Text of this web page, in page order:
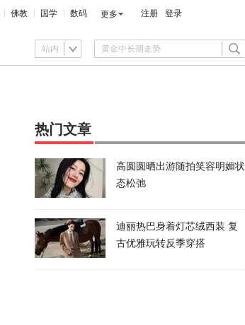
佛教 国学 数码 更多 注册 登录
站内
热门文章
高圆圆晒出游随拍笑容明媚状
态松弛
迪丽热巴身着灯芯绒西装 复
古优雅玩转反季穿搭